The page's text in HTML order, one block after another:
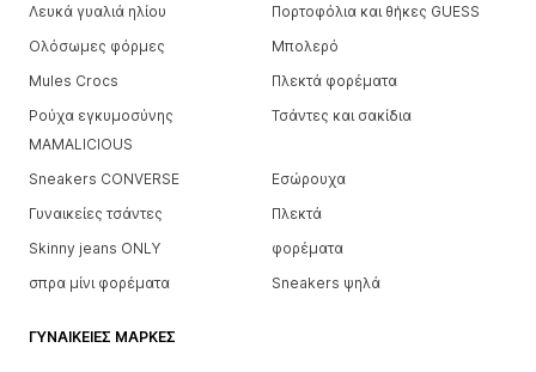
Λευκά γυαλιά ηλίου
Πορτοφόλια και θήκες GUESS
Ολόσωμες φόρμες
Μπολερό
Mules Crocs
Πλεκτά φορέματα
Ρούχα εγκυμοσύνης
MAMALICIOUS
Τσάντες και σακίδια
Sneakers CONVERSE
Εσώρουχα
Γυναικείες τσάντες
Πλεκτά
Skinny jeans ONLY
φορέματα
σπρα μίνι φορέματα
Sneakers ψηλά
ΓΥΝΑΙΚΕΊΕΣ ΜΆΡΚΕΣ